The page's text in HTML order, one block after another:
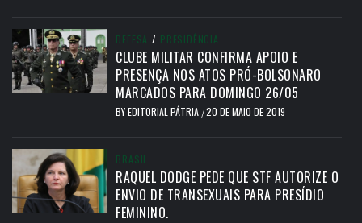
DEFESA / PRESIDÊNCIA
CLUBE MILITAR CONFIRMA APOIO E
PRESENÇA NOS ATOS PRÓ-BOLSONARO
MARCADOS PARA DOMINGO 26/05
BYEDITORIAL PÁTRIA /20 DE MAIO DE 2019
BRASIL
RAQUEL DODGE PEDE QUE STF AUTORIZE O
ENVIO DE TRANSEXUAIS PARA PRESÍDIO
FEMININO.